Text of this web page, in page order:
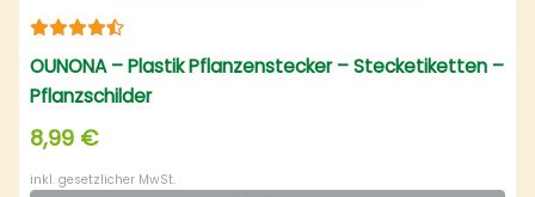
OUNONA – Plastik Pflanzenstecker – Stecketiketten –
Pflanzschilder
8,99 €
inkl. gesetzlicher MwSt.